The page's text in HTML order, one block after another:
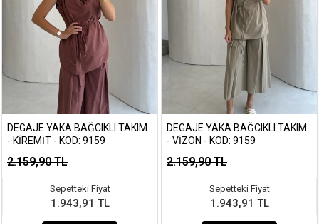
DEGAJE YAKA BAĞCIKLI TAKIM
- KIREMIT - KOD: 9159
2.159,90 TL
Sepetteki Fiyat
1.943,91 TL
DEGAJE YAKA BAĞCIKLI TAKIM
- VIZON - KOD: 9159
2.159,90 TL
Sepetteki Fiyat
1.943,91 TL